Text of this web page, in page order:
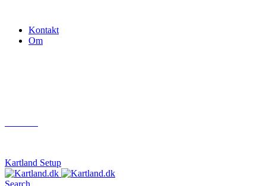
Kontakt
Om
Kartland Setup
Search